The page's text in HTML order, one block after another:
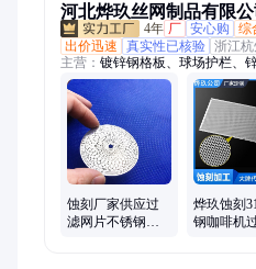
河北烨玖丝网制品有限公
4年 厂 安心购 综
出价迅速
真实性已核验 浙江杭
主营： 镀锌钢格板、球场护栏、
勾花网边坡防护网、铁路护栏、
栏、勾花网护栏、铁丝网、镀锌
冲孔板、防虫网、钛丝编织网、
道石笼网、车间隔离网、扎花网
蚀刻厂家供应过
滤网片不锈钢滤
烨玖蚀刻
钢咖啡机